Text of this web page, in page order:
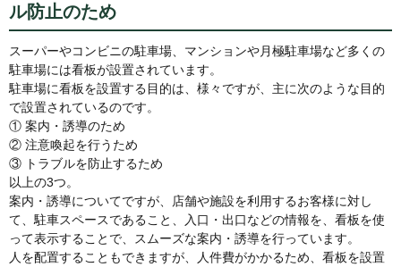
ル防止のため
スーパーやコンビニの駐車場、マンションや月極駐車場など多くの
駐車場には看板が設置されています。
駐車場に看板を設置する目的は、様々ですが、主に次のような目的
で設置されているのです。
① 案内・誘導のため
② 注意喚起を行うため
③ トラブルを防止するため
以上の3つ。
案内・誘導についてですが、店舗や施設を利用するお客様に対し
て、駐車スペースであること、入口・出口などの情報を、看板を使
って表示することで、スムーズな案内・誘導を行っています。
人を配置することもできますが、人件費がかかるため、看板を設置